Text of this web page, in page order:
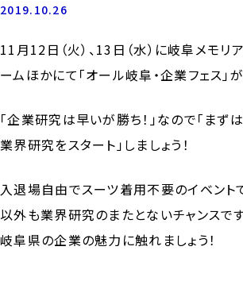
2019.10.26
11月12日（火）、13日（水）に岐阜メモリ
ームほかにて「オール岐阜・企業フェス」
「企業研究は早いが勝ち！」なので「まず
業界研究をスタート」しましょう！
入退場自由でスーツ着用不要のイベント
以外も業界研究のまたとないチャンスです
岐阜県の企業の魅力に触れましょう！